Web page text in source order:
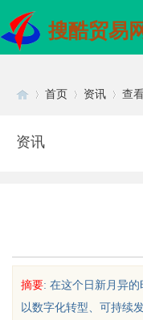
搜酷贸易
首页 资讯 查
资讯
摘要: 在这个日新月异
以数字化转型、可持续